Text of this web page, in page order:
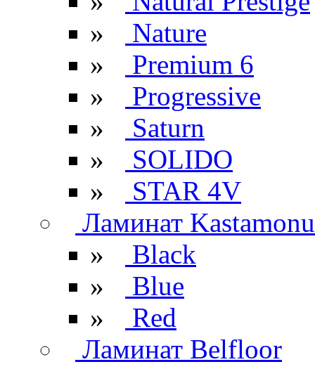
»
Nature
»
Premium 6
»
Progressive
»
Saturn
»
SOLIDO
»
STAR 4V
Ламинат Kastamonu
»
Black
»
Blue
»
Red
Ламинат Belfloor